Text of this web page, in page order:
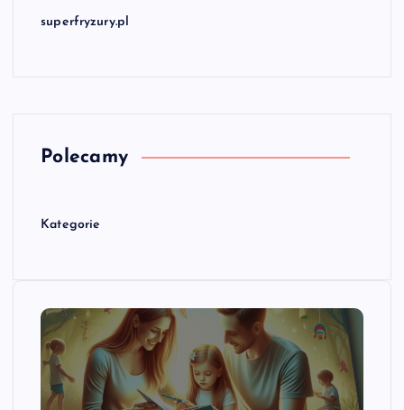
superfryzury.pl
Polecamy
Kategorie